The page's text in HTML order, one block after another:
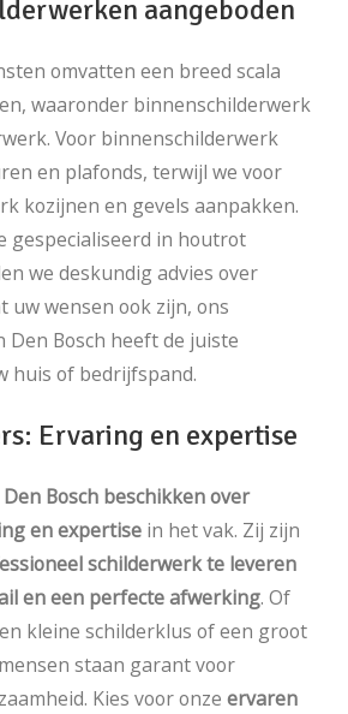
aangeboden
omvatten een breed scala
waaronder binnenschilderwerk
Voor binnenschilderwerk
en plafonds, terwijl we voor
kozijnen en gevels aanpakken.
gespecialiseerd in houtrot
we deskundig advies over
uw wensen ook zijn, ons
Bosch heeft de juiste
huis of bedrijfspand.
Ervaring en expertise
Bosch beschikken over
en expertise in het vak. Zij zijn
schilderwerk te leveren
en een perfecte afwerking. Of
kleine schilderklus of een groot
staan garant voor
Kies voor onze ervaren